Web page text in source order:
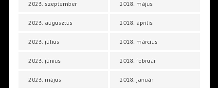
2023. szeptember
2023. augusztus
2023. július
2023. június
2023. május
2018. május
2018. április
2018. március
2018. február
2018. január